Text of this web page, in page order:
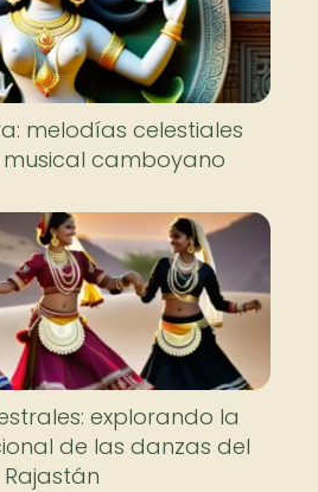
melodías celestiales
camboyano
explorando la
de las danzas del
Rajastán